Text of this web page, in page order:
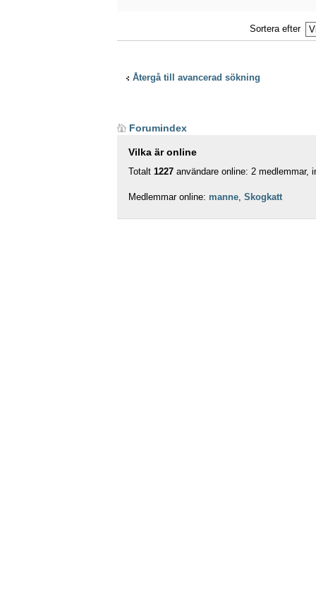
Sortera efter
Återgå till avancerad sökning
Forumindex
Vilka är online
Totalt 1227 användare online: 2
Medlemmar online: manne, Skogkatt